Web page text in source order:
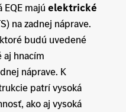
majú elektrické
na zadnej náprave.
budú uvedené
aj hnacím
náprave. K
patrí vysoká
ako aj vysoká